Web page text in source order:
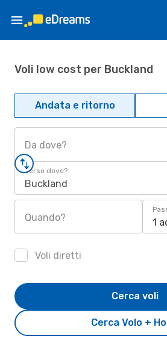
Voli low cost per Buckland
Andata e ritorno
Da dove?
Verso dove?
Buckland
Quando? 1
Voli diretti
Cerca Volo +
Cerca voli